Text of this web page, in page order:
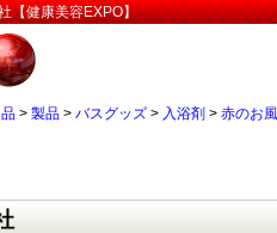
【健康美容EXPO】
> 製品 > バスグッズ > 入浴剤 > 赤のお